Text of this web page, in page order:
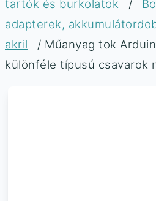
tartók és burkolatok
/
adapterek,
akril
/ Műanyag tok
különféle típusú csavarok